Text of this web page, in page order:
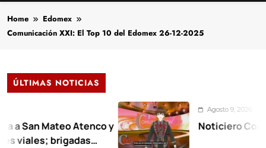
Home
Edomex
Comunicación XXI: El Top 10 del Edomex 26-12-2025
ÚLTIMAS NOTICIAS
Mateo Atenco y
brigadas
Agosto 9, 2026
Noticiero